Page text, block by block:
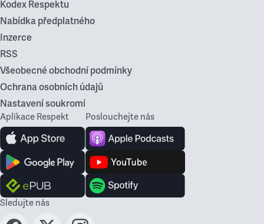
Kodex Respektu
Nabídka předplatného
Inzerce
RSS
Všeobecné obchodní podmínky
Ochrana osobních údajů
Nastavení soukromí
Aplikace Respekt Poslouchejte nás
Sledujte nás